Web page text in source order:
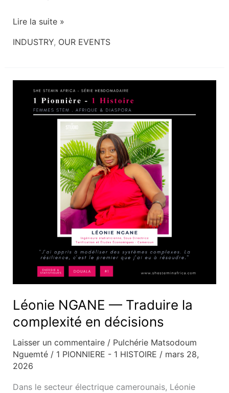
Lire la suite »
INDUSTRY, OUR EVENTS
Léonie NGANE — Traduire la
complexité en décisions
Laisser un commentaire / Pulchérie Matsodoum
Nguemté / 1 PIONNIERE - 1 HISTOIRE / mars 28,
2026
Dans le secteur électrique camerounais, Léonie
Léonie
NGANE